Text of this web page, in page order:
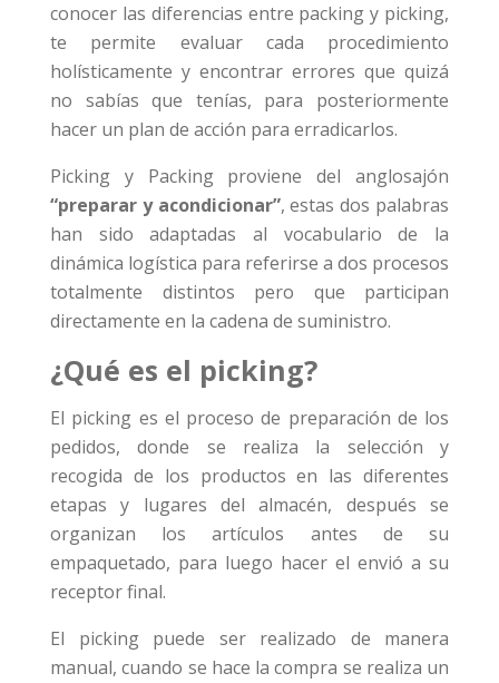
conocer las diferencias entre packing y picking,
te permite evaluar cada procedimiento
holísticamente y encontrar errores que quizá
no sabías que tenías, para posteriormente
hacer un plan de acción para erradicarlos.
Picking y Packing proviene del anglosajón
“preparar y acondicionar”, estas dos palabras
han sido adaptadas al vocabulario de la
dinámica logística para referirse a dos procesos
totalmente distintos pero que participan
directamente en la cadena de suministro.
¿Qué es el picking?
El picking es el proceso de preparación de los
pedidos, donde se realiza la selección y
recogida de los productos en las diferentes
etapas y lugares del almacén, después se
organizan los artículos antes de su
empaquetado, para luego hacer el envió a su
receptor final.
El picking puede ser realizado de manera
manual, cuando se hace la compra se realiza un